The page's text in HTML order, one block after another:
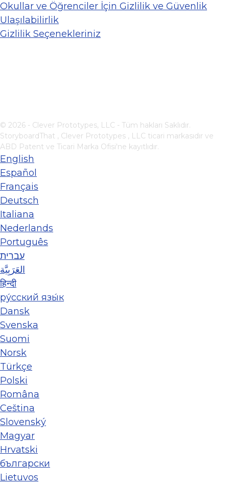
Okullar ve Öğrenciler İçin Gizlilik ve Güvenlik
Ulaşılabilirlik
Gizlilik Seçenekleriniz
© 2026 - Clever Prototypes, LLC - Tüm hakları Saklıdır.
StoryboardThat , Clever Prototypes , LLC ticari markasıdır ve
ABD Patent ve Ticari Marka Ofisi'ne kayıtlıdır.
English
Español
Français
Deutsch
Italiana
Nederlands
Português
עברית
العَرَبِيَّة
हिन्दी
ру́сский язы́к
Dansk
Svenska
Suomi
Norsk
Türkçe
Polski
Româna
Ceština
Slovenský
Magyar
Hrvatski
български
Lietuvos